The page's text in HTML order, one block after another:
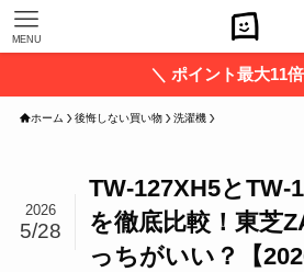
MENU
＼ ポイント最大11
ホーム 後悔しない買い物 洗濯機
TW-127XH5とTW-
を徹底比較！東芝
っちがいい？【
2026
5/28